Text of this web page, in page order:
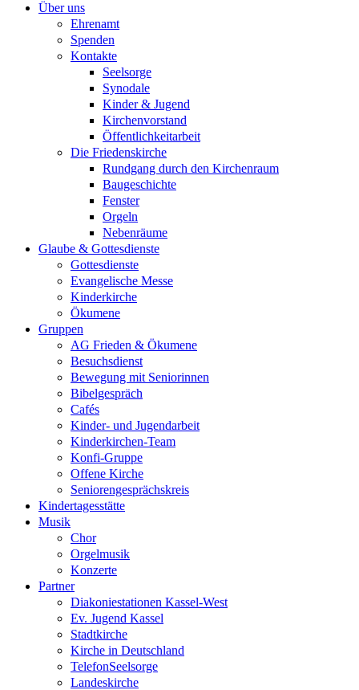
Über uns
Ehrenamt
Spenden
Kontakte
Seelsorge
Synodale
Kinder & Jugend
Kirchenvorstand
Öffentlichkeitarbeit
Die Friedenskirche
Rundgang durch den Kirchenraum
Baugeschichte
Fenster
Orgeln
Nebenräume
Glaube & Gottesdienste
Gottesdienste
Evangelische Messe
Kinderkirche
Ökumene
Gruppen
AG Frieden & Ökumene
Besuchsdienst
Bewegung mit Seniorinnen
Bibelgespräch
Cafés
Kinder- und Jugendarbeit
Kinderkirchen-Team
Konfi-Gruppe
Offene Kirche
Seniorengesprächskreis
Kindertagesstätte
Musik
Chor
Orgelmusik
Konzerte
Partner
Diakoniestationen Kassel-West
Ev. Jugend Kassel
Stadtkirche
Kirche in Deutschland
TelefonSeelsorge
Landeskirche